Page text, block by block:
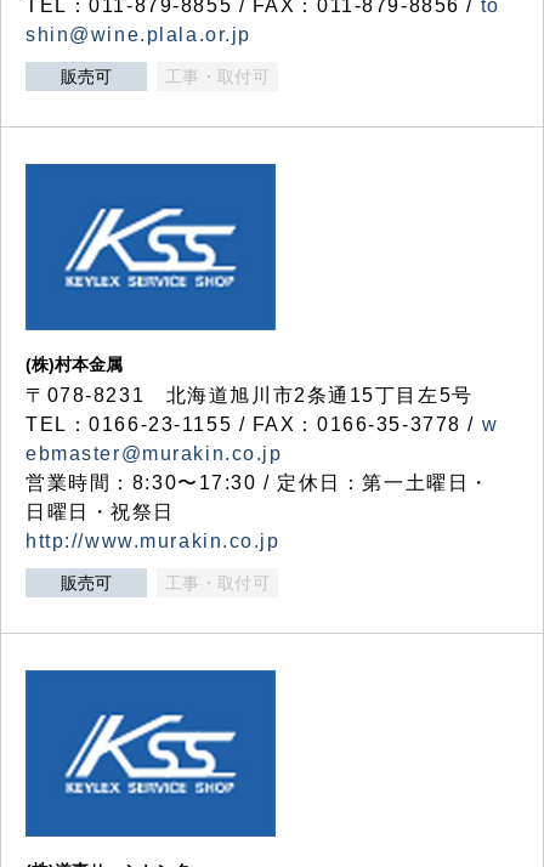
TEL：011-879-8855 / FAX：011-879-8856 / to
shin@wine.plala.or.jp
販売可 工事・取付可
(株)村本金属
〒078-8231 北海道旭川市2条通15丁目左5号
TEL：0166-23-1155 / FAX：0166-35-3778 / w
ebmaster@murakin.co.jp
営業時間：8:30〜17:30 / 定休日：第一土曜日・
日曜日・祝祭日
http://www.murakin.co.jp
販売可 工事・取付可